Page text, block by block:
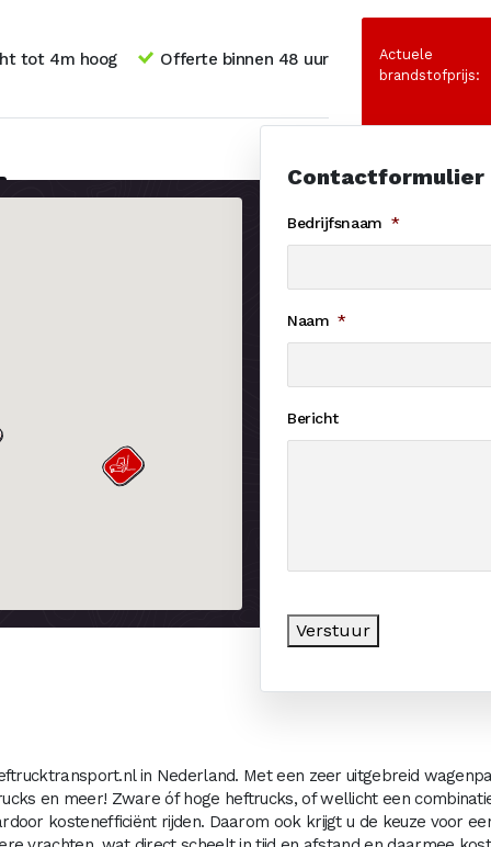
tot 4m hoog Offerte binnen 48 uur
Actuele
brandstofprijs:
Contactformulier
Bedrijfsnaam *
Naam *
Bericht
Verstuur
in Nederland. Met een zeer uitgebreid
en meer! Zware óf hoge heftrucks, of wellicht een
kostenefficiënt rijden. Daarom ook krijgt u de keuze voor